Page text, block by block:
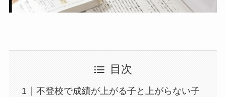
目次
不登校で成績が上がる子と上がらない子